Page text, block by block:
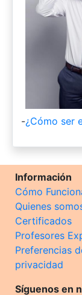
-¿Cómo ser
Información
Cómo
Quienes
Certificados
Profesores
Preferencias
privacidad
Síguenos en